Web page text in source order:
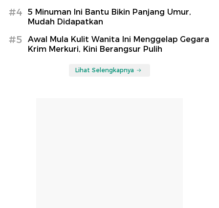
#4
5 Minuman Ini Bantu Bikin Panjang Umur,
Mudah Didapatkan
#5
Awal Mula Kulit Wanita Ini Menggelap Gegara
Krim Merkuri, Kini Berangsur Pulih
Lihat Selengkapnya